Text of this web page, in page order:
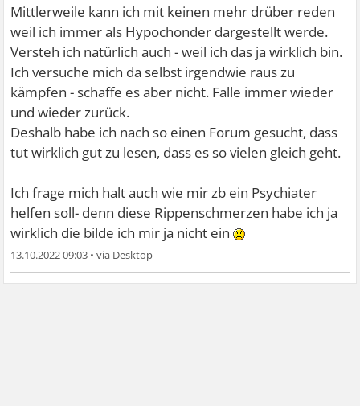
Mittlerweile kann ich mit keinen mehr drüber reden
weil ich immer als Hypochonder dargestellt werde.
Versteh ich natürlich auch - weil ich das ja wirklich bin.
Ich versuche mich da selbst irgendwie raus zu
kämpfen - schaffe es aber nicht. Falle immer wieder
und wieder zurück.
Deshalb habe ich nach so einen Forum gesucht, dass
tut wirklich gut zu lesen, dass es so vielen gleich geht.
Ich frage mich halt auch wie mir zb ein Psychiater
helfen soll- denn diese Rippenschmerzen habe ich ja
wirklich die bilde ich mir ja nicht ein
13.10.2022 09:03 •